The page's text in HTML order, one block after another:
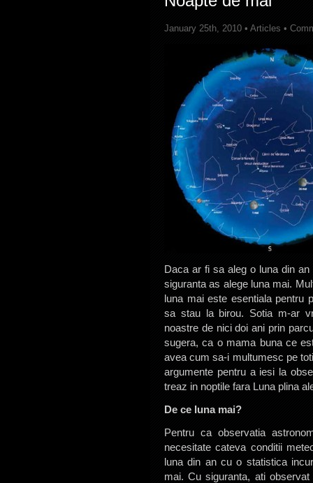
January 25th, 2010 • Articles •
Daca ar fi sa aleg o luna din
siguranta as alege luna mai.
luna mai este esentiala pentru
sa stau la birou. Sotia m-ar
noastre de nici doi ani prin
sugera, ca o mama buna ce
avea cum sa-i multumesc pe
argumente pentru a iesi la
treaz in noptile fara Luna plina
De ce luna mai?
Pentru ca observatia
necesitate cateva conditii
luna din an cu o statistica
mai. Cu siguranta, ati